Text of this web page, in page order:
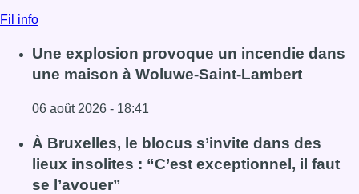
Fil info
Une explosion provoque un incendie dans
une maison à Woluwe-Saint-Lambert
06 août 2026 - 18:41
Lire l'article Une explosion provoque un incendie dans
À Bruxelles, le blocus s’invite dans des
lieux insolites : “C’est exceptionnel, il faut
se l’avouer”